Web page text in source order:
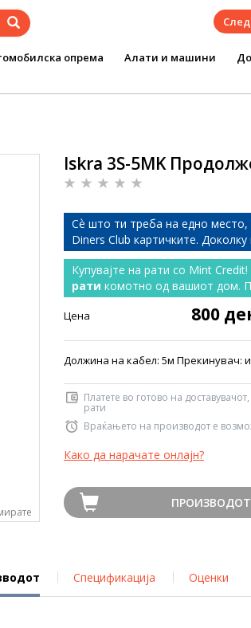
опрема Алати и машини
Iskra 3S-5MK
Сѐ што ти треба на едно
Diners Club картичките.
Купувајте на рати со Mint
рати комотно од вашиот дом.
Цена 800
Должина на кабел: 5м Прекинувач:
Платете во готово на
рати
Враќањето на производот е
Како да нарачате онлајн?
Спецификација Оценки